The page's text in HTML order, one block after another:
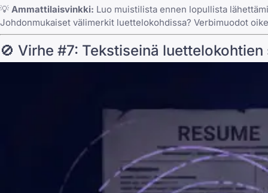
💡 Ammattilaisvinkki: Luo muistilista ennen lopullista
Johdonmukaiset välimerkit luettelokohdissa? Verbimuodot
🚫 Virhe #7: Tekstiseinä luettelokohtien